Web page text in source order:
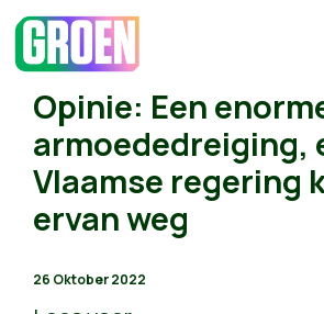
Opinie: Een
armoededreiging,
Vlaamse regering
ervan weg
26 Oktober 2022